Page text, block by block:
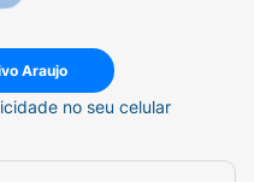
Araujo
no seu celular